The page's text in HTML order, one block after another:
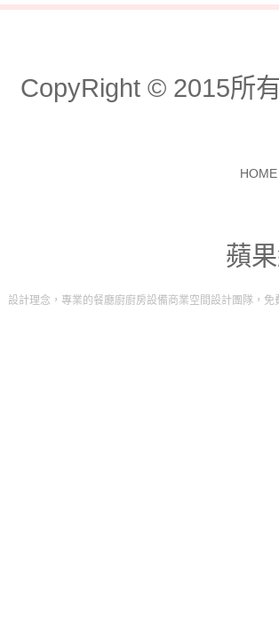
CopyRight © 2015所
HOME
蘋
廚房設備商業空間設計團隊，免費規劃廚房動線